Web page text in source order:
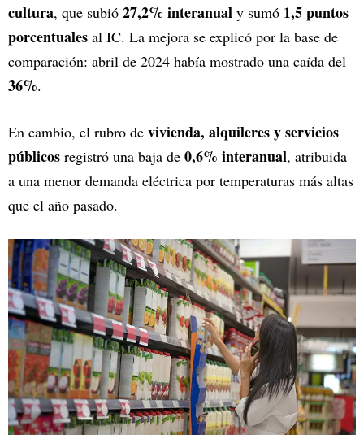
cultura, que subió 27,2% interanual y sumó 1,5 puntos
porcentuales al IC. La mejora se explicó por la base de
comparación: abril de 2024 había mostrado una caída del
36%.
En cambio, el rubro de vivienda, alquileres y servicios
públicos registró una baja de 0,6% interanual, atribuida
a una menor demanda eléctrica por temperaturas más altas
que el año pasado.